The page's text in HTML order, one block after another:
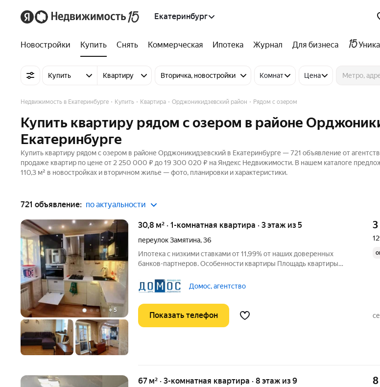
Екатеринбург
Новостройки Купить Снять Коммерческая Ипотека Журнал Для бизнеса
Купить Квартиру Вторичка, новостройки Комнат Цена
Недвижимость в Екатеринбурге Купить Квартира Орджоникидзевский район Рядом с озером
Купить квартиру рядом с озером в районе
Екатеринбурге
Купить квартиру рядом с озером в районе Орджоникидзевский в Екатеринбурге — 721 объявление от
продаже квартир по цене от 2 250 000 ₽ до 19 300 020 ₽ на Яндекс Недвижимости. В нашем каталоге
110,3 м² в новостройках и вторичном жилье — фото, планировки и характеристики.
721 объявление: по актуальности
+ 5
30,8 м² · 1-комнатная квартира · 3 этаж из 5
переулок Замятина,36
Ипотека с низкими ставками от 11,99% от наших доверенных
банков-партнеров. Особенности квартиры Площадь квартиры
Квартира с ремонтом , после сделки можно спокойно заезжать,
желательно
Домос, агентство
Показать телефон
67 м² · 3-комнатная квартира · 8 этаж из 9